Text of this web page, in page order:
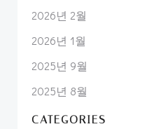
2026년 2월
2026년 1월
2025년 9월
2025년 8월
CATEGORIES